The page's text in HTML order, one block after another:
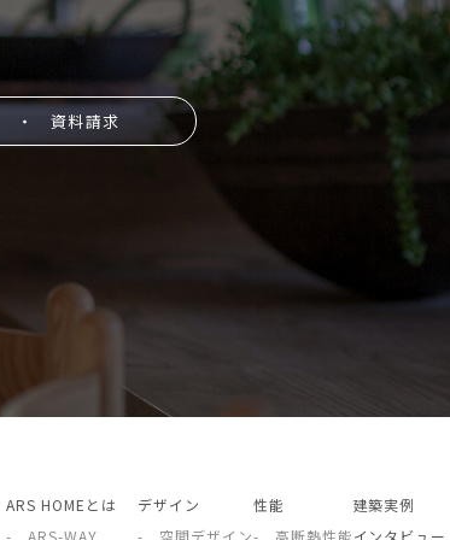
・ 資料請求
ARS HOMEとは
- ARS-WAY
デザイン
- 空間デザイン
性能
- 高断熱性能
建築実例
インタビュー